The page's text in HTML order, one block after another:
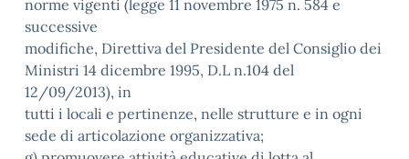
norme vigenti (legge 11 novembre 1975 n. 584 e
successive
modifiche, Direttiva del Presidente del Consiglio dei
Ministri 14 dicembre 1995, D.L n.104 del
12/09/2013), in
tutti i locali e pertinenze, nelle strutture e in ogni
sede di articolazione organizzativa;